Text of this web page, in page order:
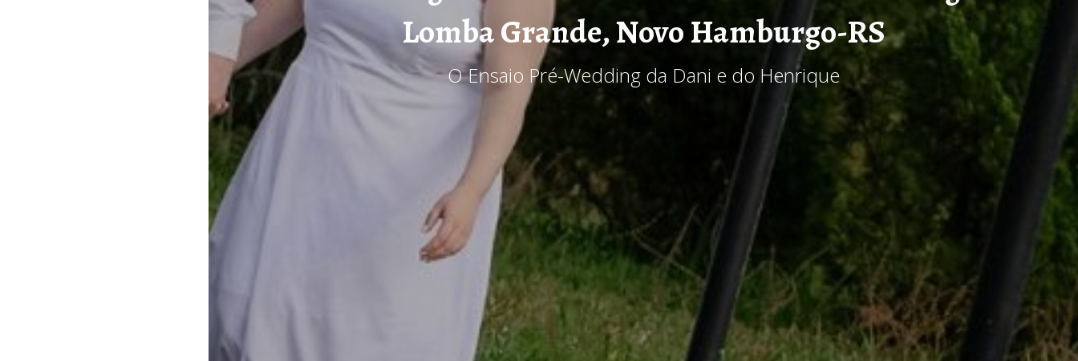
Lomba Grande, Novo Hamburgo-RS
O Ensaio Pré-Wedding da Dani e do Henrique